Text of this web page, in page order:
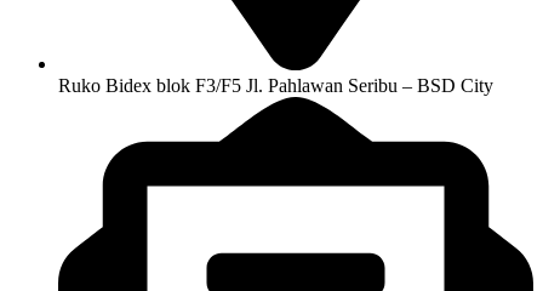
Ruko Bidex blok F3/F5 Jl. Pahlawan Seribu – BSD City